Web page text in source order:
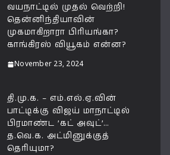
வயநாட்டில் முதல் வெற்றி!
தென்னிந்தியாவின்
முகமாகிறாரா பிரியங்கா?
காங்கிரஸ் வியூகம் என்ன?
November 23, 2024
தி.மு.க. – எம்.எல்.ஏ.வின்
பாட்டிக்கு விஜய் மாநாட்டில்
பிரமாண்ட ’கட் அவுட்’…
த.வெ.க. அட்மினுக்குத்
தெரியுமா?